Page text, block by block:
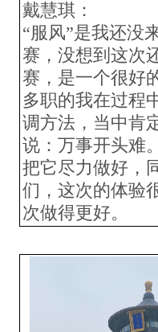
戴慧琪：
“服风”是我还没
赛，没想到这次
赛，是一个很好
多职的我在过程
调方法，当中肯
说：万事开头难
把它尽力做好，
们，这次的体验
次做得更好。